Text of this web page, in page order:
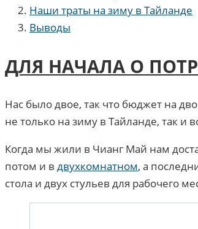
Наши траты на зиму в Тайланде
Выводы
ДЛЯ НАЧАЛА О
Нас было двое, так что бюджет на
не только на зиму в Тайланде, так и
Когда мы жили в Чианг Май нам
потом и в двухкомнатном, а
стола и двух стульев для рабочего